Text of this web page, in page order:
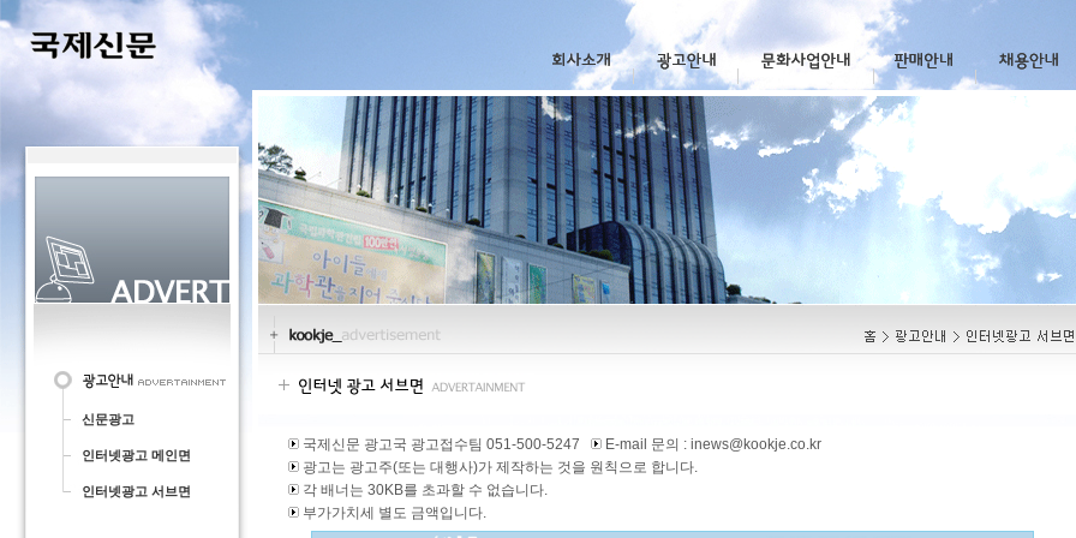
신문광고
인터넷광고 메인면
인터넷광고 서브면
국제신문 광고국 광고접수팀 051-500-5247
E-mail 문의 : inews@kookje.co.kr
광고는 광고주(또는 대행사)가 제작하는 것을 원칙으로 합니다.
각 배너는 30KB를 초과할 수 없습니다.
부가가치세 별도 금액입니다.